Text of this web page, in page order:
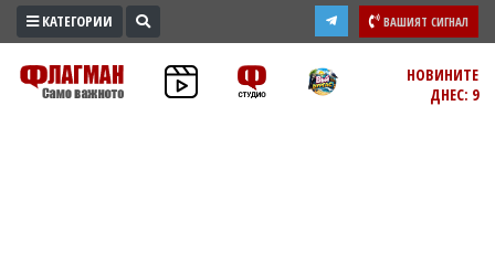
ПРОМО
ЗОНА
КАТЕГОРИИ ВАШИЯТ СИГНАЛ
НОВИНИТЕ
ДНЕС: 9